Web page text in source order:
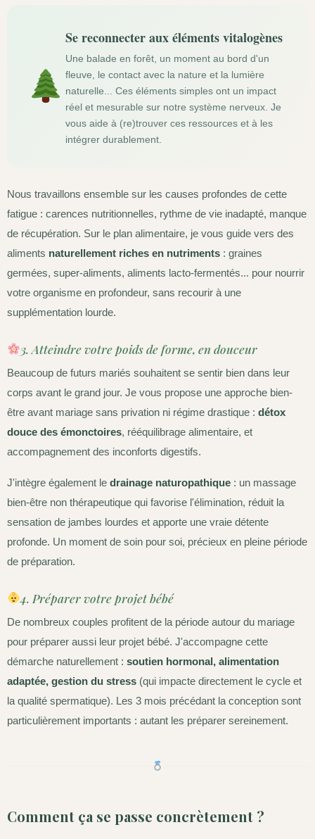
Se reconnecter aux éléments vitalogènes
Une balade en forêt, un moment au bord d'un
fleuve, le contact avec la nature et la lumière
naturelle... Ces éléments simples ont un impact
réel et mesurable sur notre système nerveux. Je
vous aide à (re)trouver ces ressources et à les
intégrer durablement.
Nous travaillons ensemble sur les causes profondes de cette
fatigue : carences nutritionnelles, rythme de vie inadapté, manque
de récupération. Sur le plan alimentaire, je vous guide vers des
aliments naturellement riches en nutriments : graines
germées, super-aliments, aliments lacto-fermentés... pour nourrir
votre organisme en profondeur, sans recourir à une
supplémentation lourde.
3. Atteindre votre poids de forme, en douceur
Beaucoup de futurs mariés souhaitent se sentir bien dans leur
corps avant le grand jour. Je vous propose une approche bien-
être avant mariage sans privation ni régime drastique : détox
douce des émonctoires, rééquilibrage alimentaire, et
accompagnement des inconforts digestifs.
J'intègre également le drainage naturopathique : un massage
bien-être non thérapeutique qui favorise l'élimination, réduit la
sensation de jambes lourdes et apporte une vraie détente
profonde. Un moment de soin pour soi, précieux en pleine période
de préparation.
4. Préparer votre projet bébé
De nombreux couples profitent de la période autour du mariage
pour préparer aussi leur projet bébé. J'accompagne cette
démarche naturellement : soutien hormonal, alimentation
adaptée, gestion du stress (qui impacte directement le cycle et
la qualité spermatique). Les 3 mois précédant la conception sont
particulièrement importants : autant les préparer sereinement.
Comment ça se passe concrètement ?